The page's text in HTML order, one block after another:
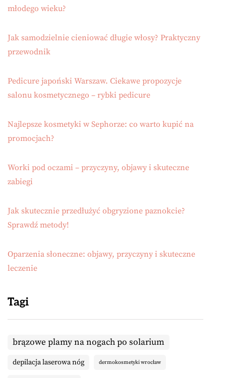
młodego wieku?
Jak samodzielnie cieniować długie włosy? Praktyczny
przewodnik
Pedicure japoński Warszaw. Ciekawe propozycje
salonu kosmetycznego – rybki pedicure
Najlepsze kosmetyki w Sephorze: co warto kupić na
promocjach?
Worki pod oczami – przyczyny, objawy i skuteczne
zabiegi
Jak skutecznie przedłużyć obgryzione paznokcie?
Sprawdź metody!
Oparzenia słoneczne: objawy, przyczyny i skuteczne
leczenie
Tagi
brązowe plamy na nogach po solarium
depilacja laserowa nóg dermokosmetyki wrocław